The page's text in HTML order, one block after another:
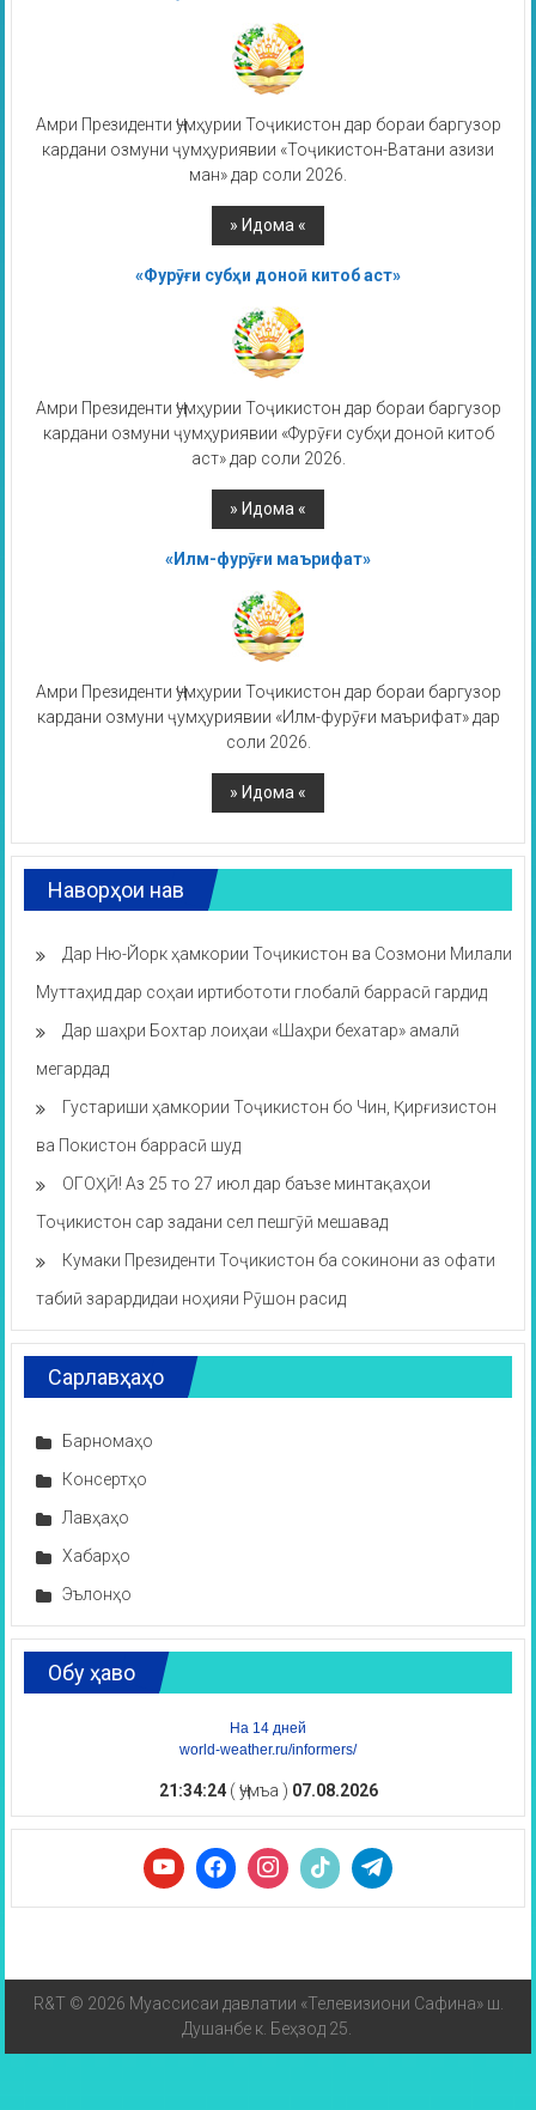
Амри Президенти Ҷумҳурии Тоҷикистон дар бораи баргузор
кардани озмуни ҷумҳуриявии «Тоҷикистон-Ватани азизи
ман» дар соли 2026.
«Фурӯғи субҳи доноӣ китоб аст»
Амри Президенти Ҷумҳурии Тоҷикистон дар бораи баргузор
кардани озмуни ҷумҳуриявии «Фурӯғи субҳи доноӣ китоб
аст» дар соли 2026.
«Илм-фурӯғи маърифат»
Амри Президенти Ҷумҳурии Тоҷикистон дар бораи баргузор
кардани озмуни ҷумҳуриявии «Илм-фурӯғи маърифат» дар
соли 2026.
Наворҳои нав
Дар Ню-Йорк ҳамкории Тоҷикистон ва Созмони Милали
Муттаҳид дар соҳаи иртибототи глобалӣ баррасӣ гардид
Дар шаҳри Бохтар лоиҳаи «Шаҳри бехатар» амалӣ
мегардад
Густариши ҳамкории Тоҷикистон бо Чин, Қирғизистон
ва Покистон баррасӣ шуд
ОГОҲӢ! Аз 25 то 27 июл дар баъзе минтақаҳои
Тоҷикистон сар задани сел пешгӯӣ мешавад
Кумаки Президенти Тоҷикистон ба сокинони аз офати
табиӣ зарардидаи ноҳияи Рӯшон расид
Сарлавҳаҳо
Барномаҳо
Консертҳо
Лавҳаҳо
Хабарҳо
Эълонҳо
Обу ҳаво
На 14 дней
world-weather.ru/informers/
21:34:25( Ҷумъа ) 07.08.2026
R&T © 2026 Муассисаи давлатии «Телевизиони Сафина» ш.
Душанбе к. Беҳзод 25.